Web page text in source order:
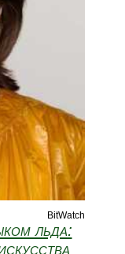
BitWatch
льда: